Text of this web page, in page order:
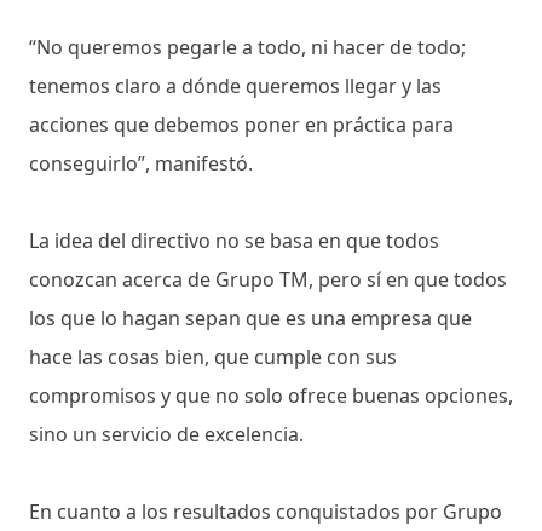
“No queremos pegarle a todo, ni hacer de todo;
tenemos claro a dónde queremos llegar y las
acciones que debemos poner en práctica para
conseguirlo”, manifestó.
La idea del directivo no se basa en que todos
conozcan acerca de Grupo TM, pero sí en que todos
los que lo hagan sepan que es una empresa que
hace las cosas bien, que cumple con sus
compromisos y que no solo ofrece buenas opciones,
sino un servicio de excelencia.
En cuanto a los resultados conquistados por Grupo